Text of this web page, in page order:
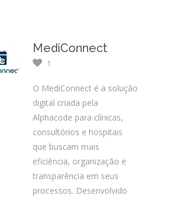
MediConnect
1
O MediConnect é a solução
digital criada pela
Alphacode para clínicas,
consultórios e hospitais
que buscam mais
eficiência, organização e
transparência em seus
processos. Desenvolvido